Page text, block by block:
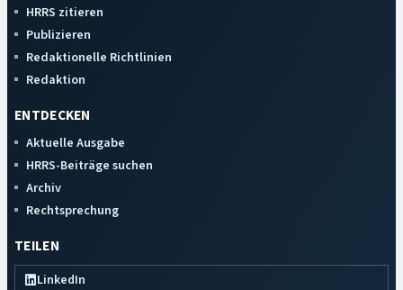
HRRS zitieren
Publizieren
Redaktionelle Richtlinien
Redaktion
ENTDECKEN
Aktuelle Ausgabe
HRRS-Beiträge suchen
Archiv
Rechtsprechung
TEILEN
LinkedIn